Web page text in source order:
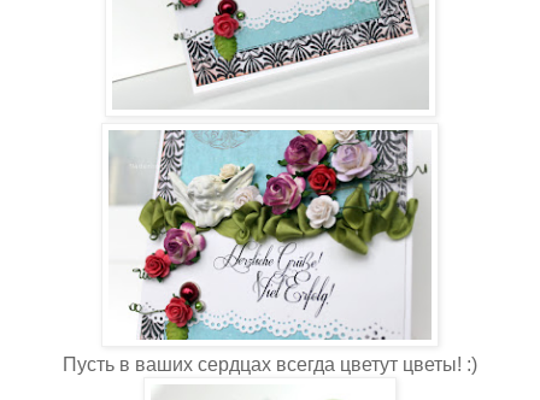
Пусть в ваших сердцах всегда цветут цветы! :)